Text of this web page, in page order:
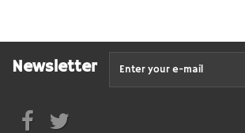
Newsletter